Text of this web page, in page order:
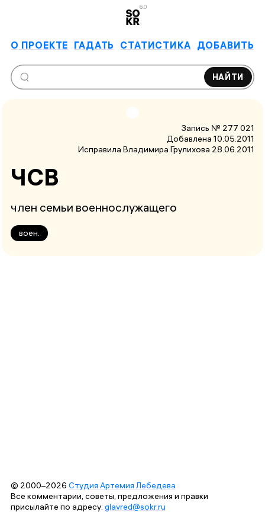
6.0
О ПРОЕКТЕ ГАДАТЬ СТАТИСТИКА ДОБАВИТЬ
НАЙТИ
Запись № 277 021
Добавлена 10.05.2011
Исправила Владимира Грулихова 28.06.2011
ЧСВ
член семьи военнослужащего
воен.
© 2000–2026 Студия Артемия Лебедева
Все комментарии, советы, предложения и правки
присылайте по адресу: glavred@sokr.ru